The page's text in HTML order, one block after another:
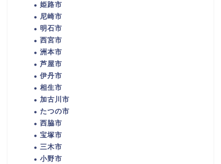
姫路市
尼崎市
明石市
西宮市
洲本市
芦屋市
伊丹市
相生市
加古川市
たつの市
西脇市
宝塚市
三木市
小野市